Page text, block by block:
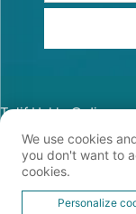
Telif Hakkı ©
We use cookies
you don't want to
cookies.
Personalize